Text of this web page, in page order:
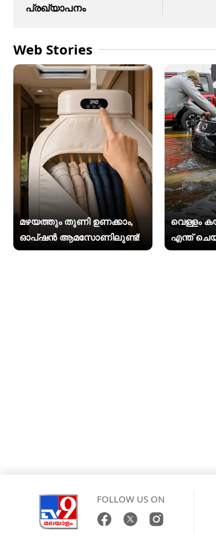
പ്രഖ്യാപനം
Web Stories
മഴയത്തും തുണി ഉണക്കാം,
ഓപ്ഷൻ ആമസോണിലുണ്ട്!
വെള്ളം
എന്ത്
FOLLOW US ON